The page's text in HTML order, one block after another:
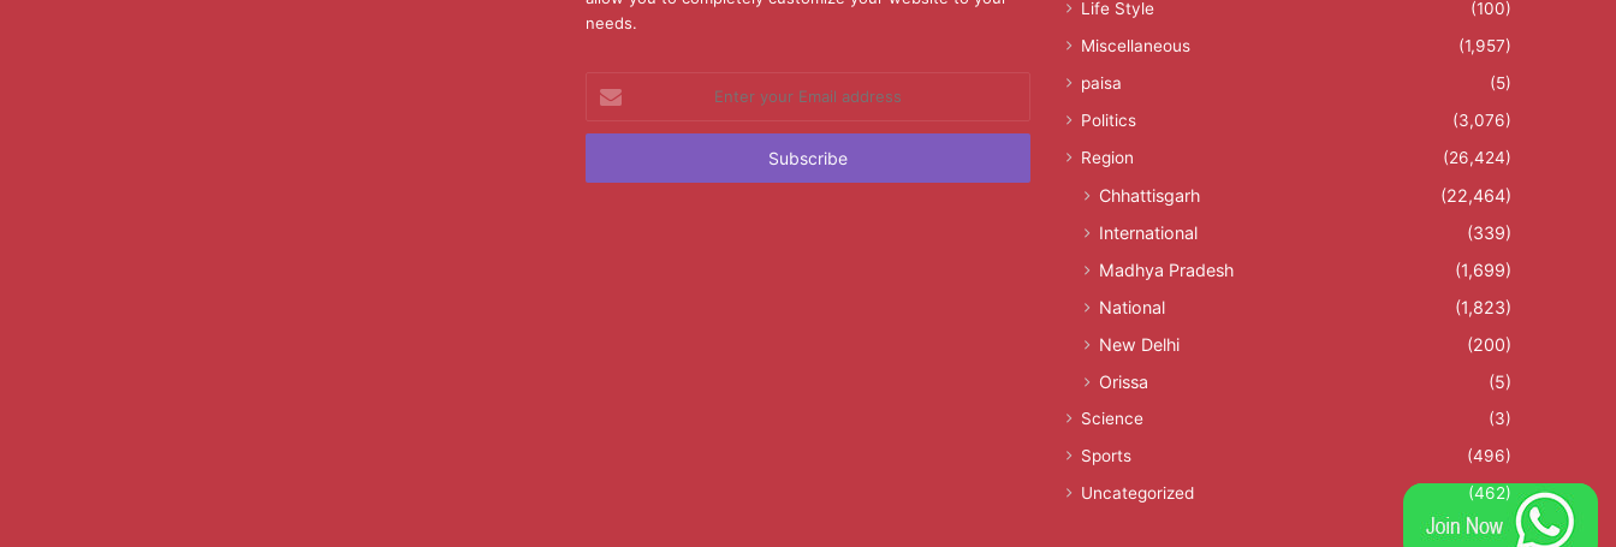
needs.
your
Email
Life Style
(100)
Miscellaneous
(1,957)
paisa
(5)
Politics
(3,076)
Region
(26,424)
Chhattisgarh
(22,464)
International
(339)
Madhya Pradesh
(1,699)
National
(1,823)
New Delhi
(200)
Orissa
(5)
Science
(3)
Sports
(496)
Uncategorized
(462)